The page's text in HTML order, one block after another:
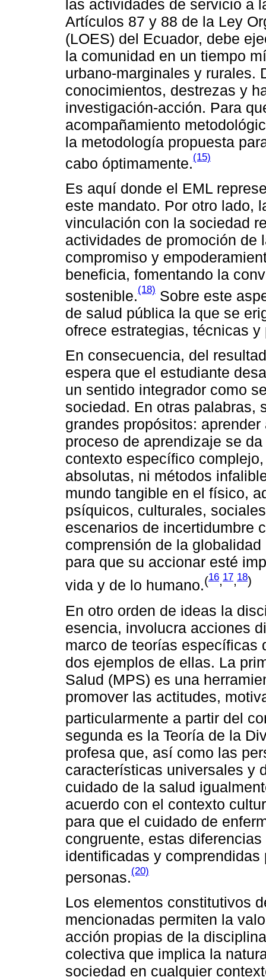
las actividades de servicio a
Artículos 87 y 88 de la Ley
(LOES) del Ecuador, debe
la comunidad en un tiempo
urbano-marginales y rurales.
conocimientos, destrezas y
investigación-acción. Para
acompañamiento
la metodología propuesta
cabo óptimamente.(15)
Es aquí donde el EML
este mandato. Por otro lado,
vinculación con la sociedad
actividades de promoción de
compromiso y
beneficia, fomentando la
sostenible.(18) Sobre este
de salud pública la que se
ofrece estrategias, técnicas
En consecuencia, del
espera que el estudiante
un sentido integrador como
sociedad. En otras palabras,
grandes propósitos:
proceso de aprendizaje se
contexto específico
absolutas, ni métodos
mundo tangible en el físico,
psíquicos, culturales,
escenarios de incertidumbre
comprensión de la
para que su accionar esté
vida y de lo humano.(16,17,18)
En otro orden de ideas la
esencia, involucra acciones
marco de teorías específicas
dos ejemplos de ellas. La
Salud (MPS) es una
promover las actitudes,
particularmente a partir del
segunda es la Teoría de la
profesa que, así como las
características universales y
cuidado de la salud
acuerdo con el contexto
para que el cuidado de
congruente, estas
identificadas y
personas.(20)
Los elementos constitutivos
mencionadas permiten la
acción propias de la
colectiva que implica la
sociedad en cualquier